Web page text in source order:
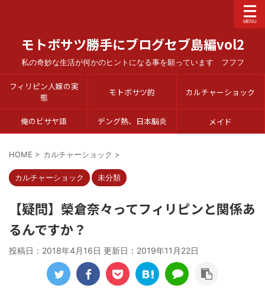
モトボサツ勝手にブログセブ島編vol2
私の奇妙な生活が何かのヒントになる事を願っています フフフ
フィリピン人嫁の実
態
モトボサツ的 カルチャーショック
俺のビサヤ語 デング熱、日本脳炎 メイド
HOME > カルチャーショック >
カルチャーショック 未分類
【疑問】榮倉奈々ってフィリピンと関係あ
るんですか？
投稿日：2018年4月16日 更新日： 2019年11月22日